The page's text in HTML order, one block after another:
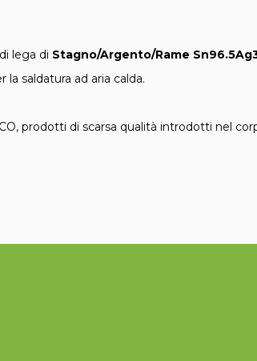
lega di Stagno/Argento/Rame
la saldatura ad aria calda.
prodotti di scarsa qualità introdotti nel